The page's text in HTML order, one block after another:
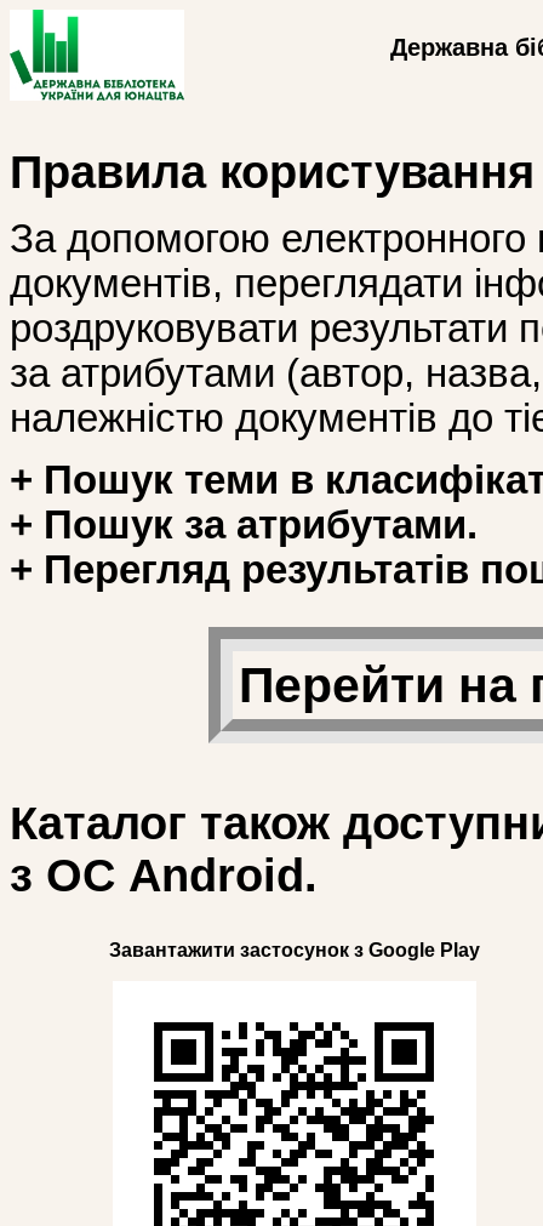
Державна
Правила
За допомогою
документів, переглядати
роздруковувати
за атрибутами (автор, назва,
належністю документів до
+ Пошук теми в
+ Пошук за атрибутами.
+ Перегляд результатів
Перейти на
Каталог також
з ОС Android.
Завантажити застосунок з Google Play